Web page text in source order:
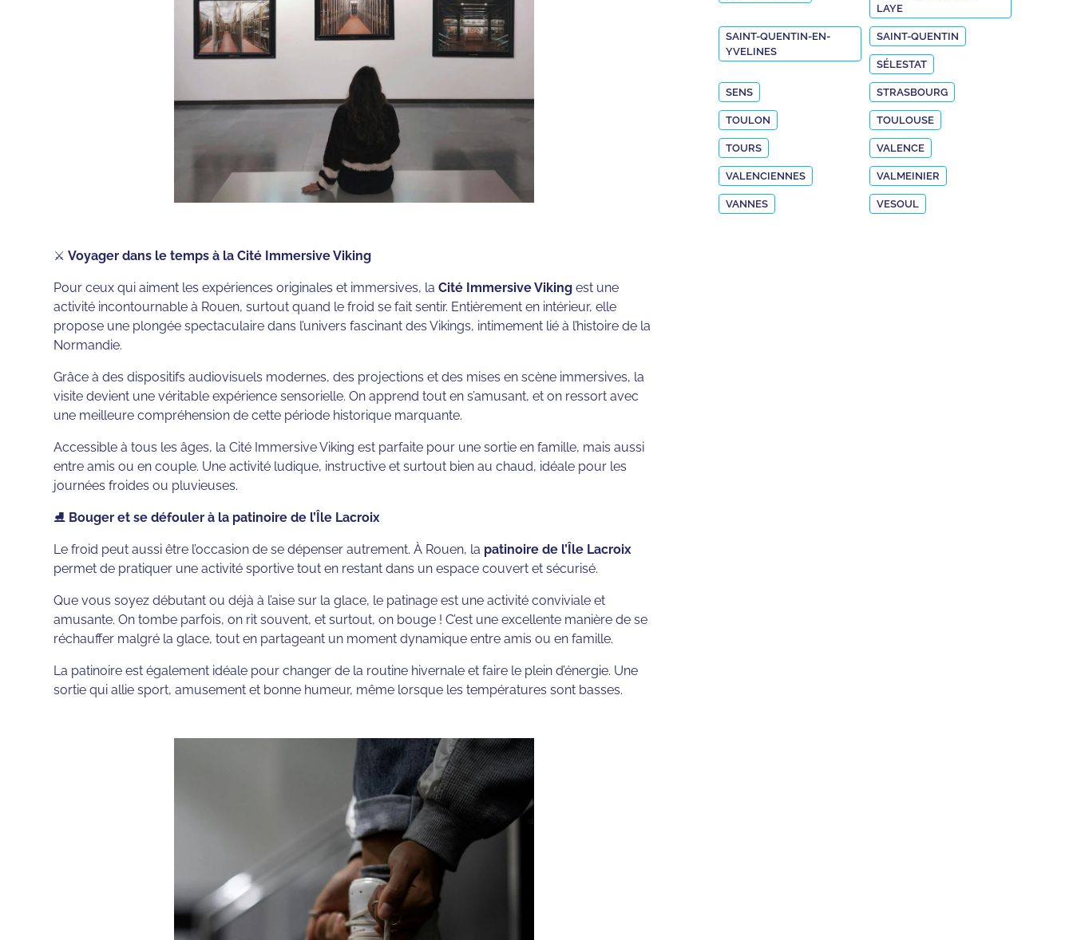
⚔️Voyager dans le temps à la Cité Immersive Viking
Pour ceux qui aiment les expériences originales et immersives, laCité Immersive Viking est une
activité incontournable à Rouen, surtout quand le froid se fait sentir. Entièrement en intérieur, elle
propose une plongée spectaculaire dans l’univers fascinant des Vikings, intimement lié à l’histoire de la
Normandie.
Grâce à des dispositifs audiovisuels modernes, des projections et des mises en scène immersives, la
visite devient une véritable expérience sensorielle. On apprend tout en s’amusant, et on ressort avec
une meilleure compréhension de cette période historique marquante.
Accessible à tous les âges, la Cité Immersive Viking est parfaite pour une sortie en famille, mais aussi
entre amis ou en couple. Une activité ludique, instructive et surtout bien au chaud, idéale pour les
journées froides ou pluvieuses.
⛸️ Bouger et se défouler à la patinoire de l’Île Lacroix
Le froid peut aussi être l’occasion de se dépenser autrement. À Rouen, la patinoire de l’Île Lacroix
permet de pratiquer une activité sportive tout en restant dans un espace couvert et sécurisé.
Que vous soyez débutant ou déjà à l’aise sur la glace, le patinage est une activité conviviale et
amusante. On tombe parfois, on rit souvent, et surtout, on bouge ! C’est une excellente manière de se
réchauffer malgré la glace, tout en partageant un moment dynamique entre amis ou en famille.
La patinoire est également idéale pour changer de la routine hivernale et faire le plein d’énergie. Une
sortie qui allie sport, amusement et bonne humeur, même lorsque les températures sont basses.
LAYE
SAINT-QUENTIN-EN-
YVELINES
SAINT-QUENTIN
SÉLESTAT
SENS STRASBOURG
TOULON TOULOUSE
TOURS VALENCE
VALENCIENNES VALMEINIER
VANNES VESOUL